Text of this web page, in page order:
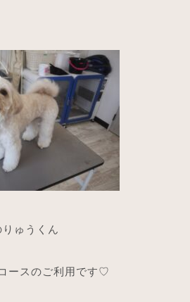
ゅうくん
ースのご利用です♡